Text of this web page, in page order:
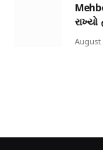
August